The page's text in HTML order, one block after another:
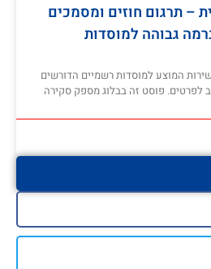
– תרגום חוזים ומסמכים
גבוהה למוסדות
המוצע למוסדות רשמיים הדורשים
לפרטים. פוסט זה בבלוג מספק סקירה